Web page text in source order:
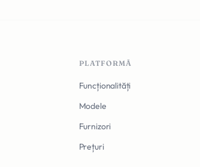
PLATFORMĂ
Funcționalități
Modele
Furnizori
Prețuri